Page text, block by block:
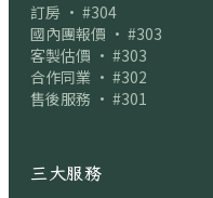
訂房 · #304
國內團報價 · #303
客製估價 · #303
合作同業 · #302
售後服務 · #301
三大服務